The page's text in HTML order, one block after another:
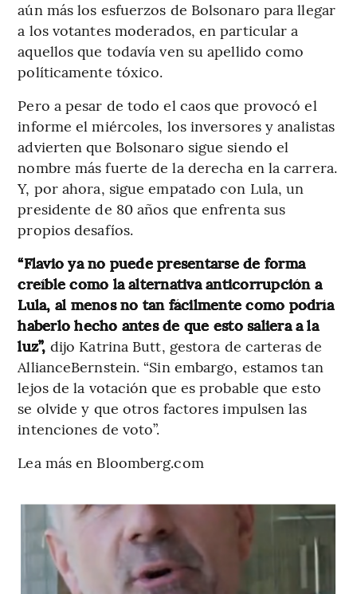
aún más los esfuerzos de Bolsonaro para llegar
a los votantes moderados, en particular a
aquellos que todavía ven su apellido como
políticamente tóxico.
Pero a pesar de todo el caos que provocó el
informe el miércoles, los inversores y analistas
advierten que Bolsonaro sigue siendo el
nombre más fuerte de la derecha en la carrera.
Y, por ahora, sigue empatado con Lula, un
presidente de 80 años que enfrenta sus
propios desafíos.
“Flavio ya no puede presentarse de forma
creíble como la alternativa anticorrupción a
Lula, al menos no tan fácilmente como podría
haberlo hecho antes de que esto saliera a la
luz”, dijo Katrina Butt, gestora de carteras de
AllianceBernstein. “Sin embargo, estamos tan
lejos de la votación que es probable que esto
se olvide y que otros factores impulsen las
intenciones de voto”.
Lea más en Bloomberg.com